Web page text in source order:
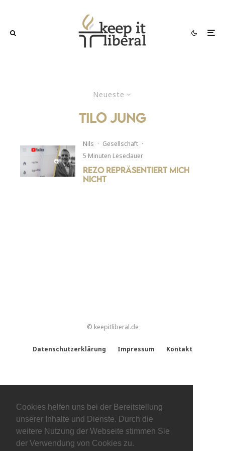
Cookies helfen uns bei der Bereitstellung
unserer Inhalte und Dienste. Durch die
weitere Nutzung der Webseite stimmen Sie
der Verwendung von Cookies zu.
Neueste
tilo jung
Nils · Gesellschaft ·
5 Minuten Lesedauer
Rezo repräsentiert mich
nicht
© keepitliberal.de
Datenschutzerklärung Impressum Kontakt